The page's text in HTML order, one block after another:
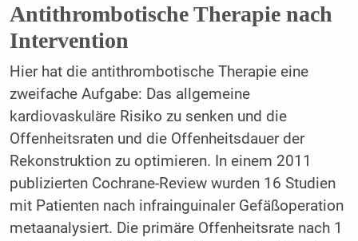
Antithrombotische Therapie nach
Intervention
Hier hat die antithrombotische Therapie eine
zweifache Aufgabe: Das allgemeine
kardiovaskuläre Risiko zu senken und die
Offenheitsraten und die Offenheitsdauer der
Rekonstruktion zu optimieren. In einem 2011
publizierten Cochrane-Review wurden 16 Studien
mit Patienten nach infrainguinaler Gefäßoperation
metaanalysiert. Die primäre Offenheitsrate nach 1